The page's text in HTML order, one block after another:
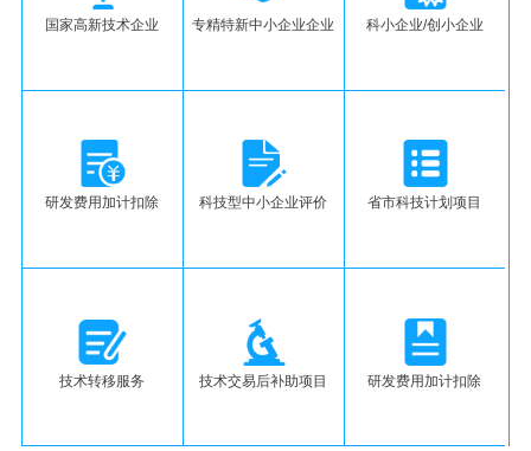
国家高新技术企业 专精特新中小企业企业 科小企业/创小企业
研发费用加计扣除 科技型中小企业评价 省市科技计划项目
技术转移服务 技术交易后补助项目 研发费用加计扣除